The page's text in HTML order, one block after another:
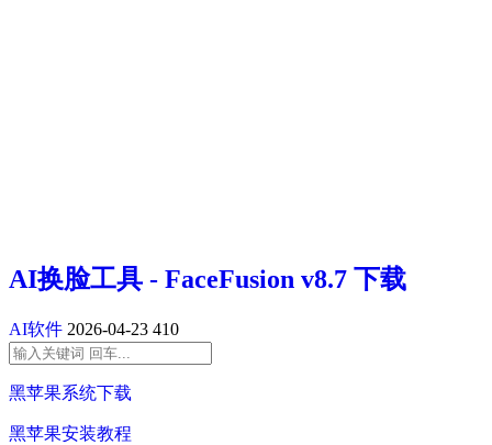
AI换脸工具 - FaceFusion v8.7 下载
AI软件 2026-04-23 410
黑苹果系统下载
黑苹果安装教程